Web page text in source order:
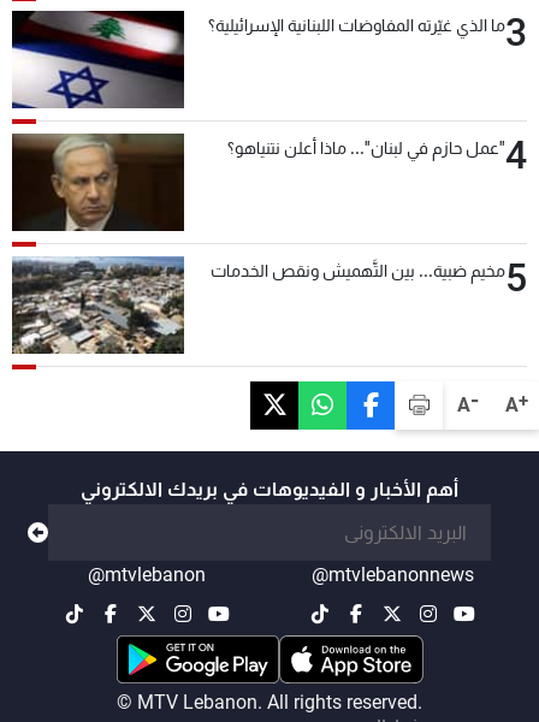
A+
A-
3ما الذي غيّرته المفاوضات اللبنانية الإسرائيلية؟
4"عمل حازم في لبنان"... ماذا أعلن نتنياهو؟
5مخيم ضبية... بين التَّهميش ونقص الخدمات
أهم الأخبار و الفيديوهات في بريدك الالكتروني
@mtvlebanonnews
@mtvlebanon
© MTV Lebanon. All rights reserved.